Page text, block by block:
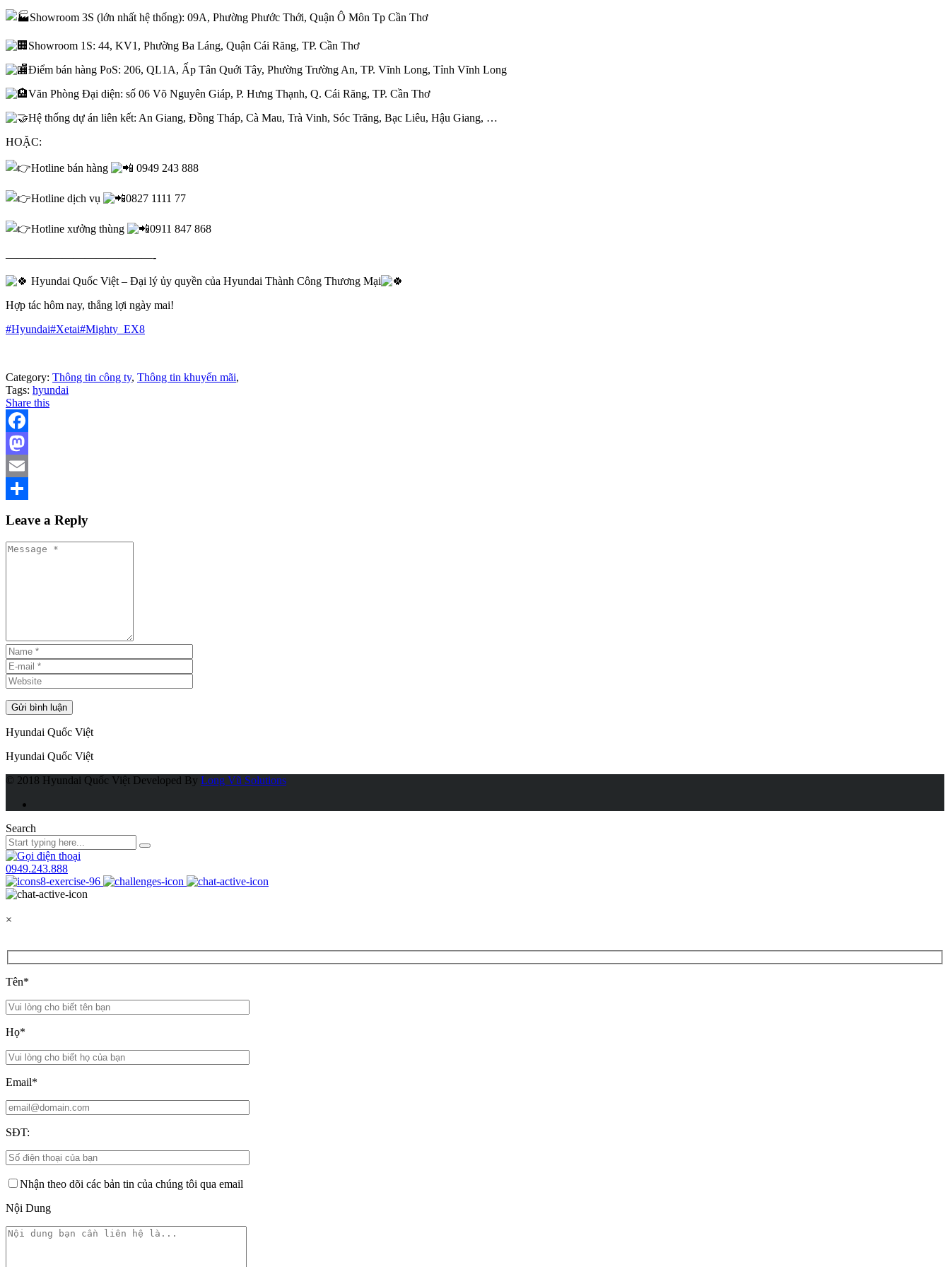
Showroom 3S (lớn nhất hệ thống): 09A, Phường Phước Thới, Quận Ô Môn Tp Cần Thơ
Showroom 1S: 44, KV1, Phường Ba Láng, Quận Cái Răng, TP. Cần Thơ
Điểm bán hàng PoS: 206, QL1A, Ấp Tân Quới Tây, Phường Trường An, TP. Vĩnh Long, Tỉnh Vĩnh Long
Văn Phòng Đại diện: số 06 Võ Nguyên Giáp, P. Hưng Thạnh, Q. Cái Răng, TP. Cần Thơ
Hệ thống dự án liên kết: An Giang, Đồng Tháp, Cà Mau, Trà Vinh, Sóc Trăng, Bạc Liêu, Hậu Giang, …
HOẶC:
Hotline bán hàng 0949 243 888
Hotline dịch vụ 0827 1111 77
Hotline xưởng thùng 0911 847 868
—————————————-
Hyundai Quốc Việt – Đại lý ủy quyền của Hyundai Thành Công Thương Mại
Hợp tác hôm nay, thắng lợi ngày mai!
#Hyundai#Xetai#Mighty_EX8
Category: Thông tin công ty, Thông tin khuyến mãi,
Tags: hyundai
Share this
Facebook
Mastodon
Email
Leave a Reply
Hyundai Quốc Việt
Hyundai Quốc Việt
© 2018 Hyundai Quốc Việt Developed By Long Vũ Solutions
Search
0949.243.888
×
Tên*
Họ*
Email*
SĐT:
Nhận theo dõi các bản tin của chúng tôi qua email
Nội Dung